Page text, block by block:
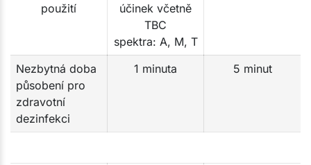
použití
účinek včetně
TBC
spektra: A, M, T
Nezbytná doba
působení pro
zdravotní
dezinfekci
1 minuta 5 minut